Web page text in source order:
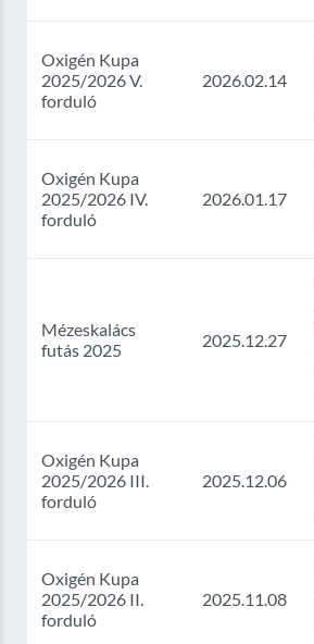
Oxigén Kupa
2025/2026 V.
forduló
2026.02.14
Oxigén Kupa
2025/2026 IV.
forduló
2026.01.17
Mézeskalács
futás 2025
2025.12.27
Oxigén Kupa
2025/2026 III.
forduló
2025.12.06
Oxigén Kupa
2025/2026 II.
forduló
2025.11.08